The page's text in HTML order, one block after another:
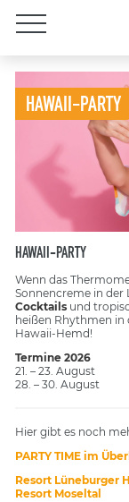
HAWAII-PARTY
HAWAII-PARTY
Wenn das
Sonnencreme in
Cocktails und
heißen Rhythmen
Hawaii-Hemd!
Termine 2026
21. – 23. August
28. – 30. August
Hier gibt es noch
PARTY TIME im
Resort Lüneburger
Resort Moseltal